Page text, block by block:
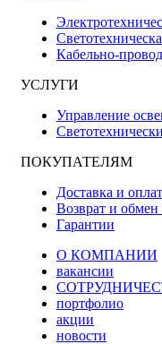
Кабельно-
УСЛУГИ
Управление
ПОКУПАТЕЛЯМ
Доставка и
Возврат и обмен
Гарантии
О КОМПАНИИ
вакансии
портфолио
акции
новости